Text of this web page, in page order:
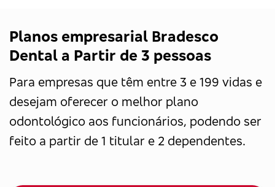
Planos empresarial Bradesco
Dental a Partir de 3 pessoas
Para empresas que têm entre 3 e 199 vidas e
desejam oferecer o melhor plano
odontológico aos funcionários, podendo ser
feito a partir de 1 titular e 2 dependentes.